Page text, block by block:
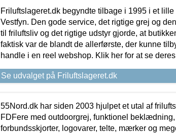
Friluftslageret.dk begyndte tilbage i 1995 i et
Vestfyn. Den gode service, det rigtige grej og
til friluftsliv og det rigtige udstyr gjorde, at
faktisk var de blandt de allerførste, der kunne
handle i en reel webshop. Klik her for at se
Se udvalget på Friluftslageret.dk
55Nord.dk har siden 2003 hjulpet et utal af
FDFere med outdoorgrej, funktionel beklædning,
forbundsskjorter, logovarer, telte, mærker og